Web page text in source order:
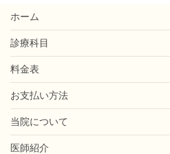
ホーム
診療科目
料金表
お支払い方法
当院について
医師紹介